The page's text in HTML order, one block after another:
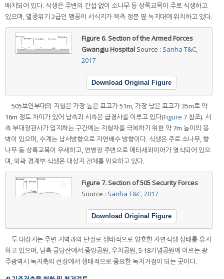
배치되어 있다. 식생은 주변의 간섭 없이 소나무 등 상록교목이 주로 식생하고
있으며, 멸종위기 2급인 맹꽁이 서식지가 북측 정문 옆 녹지대에 위치하고 있다.
Figure 6.Section of the Armed Forces
Gwangju Hospital Source : Sanha T&C,
2017
Download Original Figure
505보안부대의 지형은 가장 높은 표고가 51m, 가장 낮은 표고가 35m로 약
16m 정도 차이가 있어 남측과 서측은 급경사를 이루고 있다(Figure 7 참조). 서
측 부대장관사가 입지하는 구간에는 지형차를 극복하기 위한 약 7m 높이의 옹
벽이 있으며, 수계는 남서방향으로 자연배수 방향이다. 식생은 주로 소나무, 향
나무 등 상록교목이 우세하고, 연병장 주변으로 메타세콰이어가 열식되어 있으
며, 외곽 경계부 식생은 대상지 전체를 위요하고 있다.
Figure 7.Section of 505 Security Forces
Source : Sanha T&C, 2017
Download Original Figure
두 대상지는 주변 지역과의 단절로 생태적으로 양호한 자연식생 상태를 유지
하고 있으며, 남측 금당산에서 중앙공원, 우치공원, 5·18기념공원에 이르는 광
주광역시 녹지축의 선상에서 생태적으로 중요한 녹지거점이 되는 곳이다.